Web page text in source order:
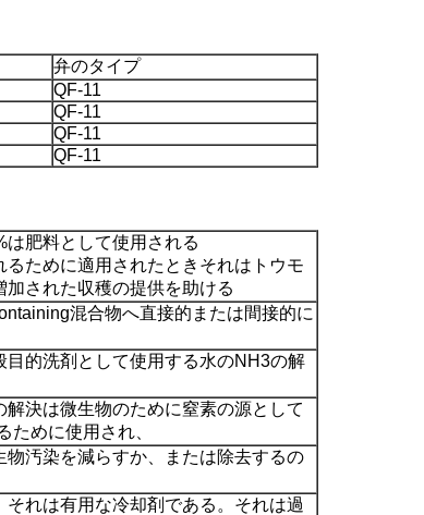
弁のタイプ
QF-11
QF-11
QF-11
QF-11
肥料として使用される
ために適用されたときそれはトウモ
された収穫の提供を助ける
混合物へ直接的または間接的に
的洗剤として使用する水のNH3の解
決は微生物のために窒素の源として
ために使用され、
汚染を減らすか、または除去するの
れは有用な冷却剤である。それは過